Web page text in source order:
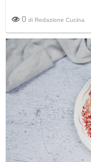
0 di Redazione Cucina